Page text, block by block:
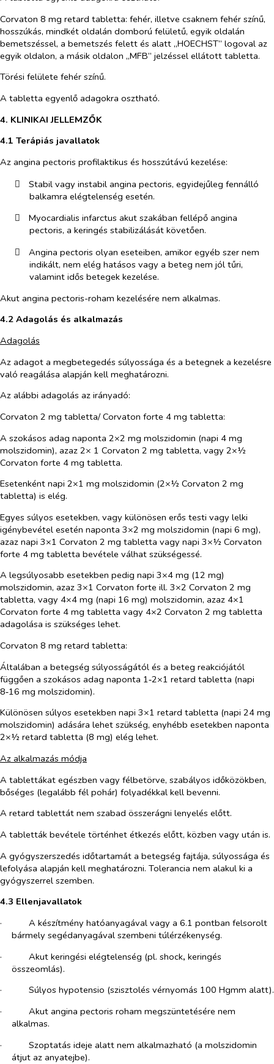
Corvaton 8 mg retard tabletta: fehér, illetve csaknem fehér színű,
hosszúkás, mindkét oldalán domború felületű, egyik oldalán
bemetszéssel, a bemetszés felett és alatt „HOECHST” logoval az
egyik oldalon, a másik oldalon „MFB” jelzéssel ellátott tabletta.
Törési felülete fehér színű.
A tabletta egyenlő adagokra osztható.
4. KLINIKAI JELLEMZŐK
4.1 Terápiás javallatok
Az angina pectoris profilaktikus és hosszútávú kezelése:
​
Stabil vagy instabil angina pectoris, egyidejűleg fennálló
balkamra elégtelenség esetén.
​
Myocardialis infarctus akut szakában fellépő angina
pectoris, a keringés stabilizálását követően.
​
Angina pectoris olyan eseteiben, amikor egyéb szer nem
indikált, nem elég hatásos vagy a beteg nem jól tűri,
valamint idős betegek kezelése.
Akut angina pectoris-roham kezelésére nem alkalmas.
4.2 Adagolás és alkalmazás
Adagolás
Az adagot a megbetegedés súlyossága és a betegnek a kezelésre
való reagálása alapján kell meghatározni.
Az alábbi adagolás az irányadó:
Corvaton 2 mg tabletta/ Corvaton forte 4 mg tabletta:
A szokásos adag naponta 2×2 mg molszidomin (napi 4 mg
molszidomin), azaz 2× 1 Corvaton 2 mg tabletta, vagy 2×½
Corvaton forte 4 mg tabletta.
Esetenként napi 2×1 mg molszidomin (2×½ Corvaton 2 mg
tabletta) is elég.
Egyes súlyos esetekben, vagy különösen erős testi vagy lelki
igénybevétel esetén naponta 3×2 mg molszidomin (napi 6 mg),
azaz napi 3×1 Corvaton 2 mg tabletta vagy napi 3×½ Corvaton
forte 4 mg tabletta bevétele válhat szükségessé.
A legsúlyosabb esetekben pedig napi 3×4 mg (12 mg)
molszidomin, azaz 3×1 Corvaton forte ill. 3×2 Corvaton 2 mg
tabletta, vagy 4×4 mg (napi 16 mg) molszidomin, azaz 4×1
Corvaton forte 4 mg tabletta vagy 4×2 Corvaton 2 mg tabletta
adagolása is szükséges lehet.
Corvaton 8 mg retard tabletta:
Általában a betegség súlyosságától és a beteg reakciójától
függően a szokásos adag naponta 1‑2×1 retard tabletta (napi
8‑16 mg molszidomin).
Különösen súlyos esetekben napi 3×1 retard tabletta (napi 24 mg
molszidomin) adására lehet szükség, enyhébb esetekben naponta
2×½ retard tabletta (8 mg) elég lehet.
Az alkalmazás módja
A tablettákat egészben vagy félbetörve, szabályos időközökben,
bőséges (legalább fél pohár) folyadékkal kell bevenni.
A retard tablettát nem szabad összerágni lenyelés előtt.
A tabletták bevétele történhet étkezés előtt, közben vagy után is.
A gyógyszerszedés időtartamát a betegség fajtája, súlyossága és
lefolyása alapján kell meghatározni. Tolerancia nem alakul ki a
gyógyszerrel szemben.
4.3 Ellenjavallatok
·​
A készítmény hatóanyagával vagy a 6.1 pontban felsorolt
bármely segédanyagával szembeni túlérzékenység.
·​
Akut keringési elégtelenség (pl. shock, keringés
összeomlás).
·​
Súlyos hypotensio (szisztolés vérnyomás 100 Hgmm alatt).
·​
Akut angina pectoris roham megszüntetésére nem
alkalmas.
·​
Szoptatás ideje alatt nem alkalmazható (a molszidomin
átjut az anyatejbe).